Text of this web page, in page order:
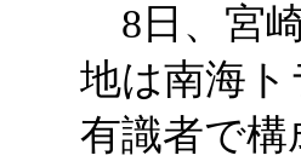
8日、宮
地は南海
有識者で